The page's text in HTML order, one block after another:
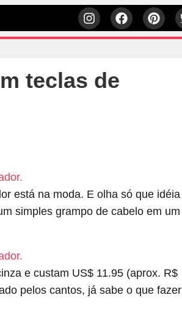
teclas de
está na moda. E olha só que idéia
simples grampo de cabelo em um
e custam US$ 11.95 (aprox. R$
pelos cantos, já sabe o que fazer